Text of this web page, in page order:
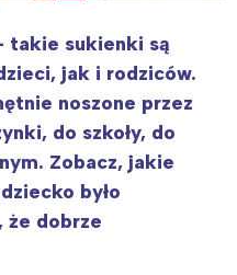
takie sukienki są
jak i rodziców.
noszone przez
do szkoły, do
Zobacz, jakie
było
że dobrze